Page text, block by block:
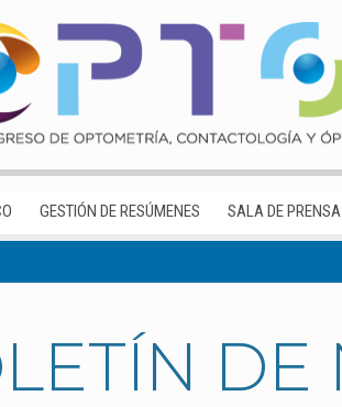
GESTIÓN DE RESÚMENES SALA DE PRENSA
DE